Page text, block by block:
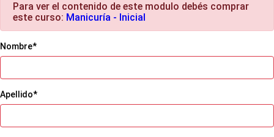
Para ver el contenido de este modulo debés comprar
este curso: Manicuría - Inicial
Nombre*
Apellido*